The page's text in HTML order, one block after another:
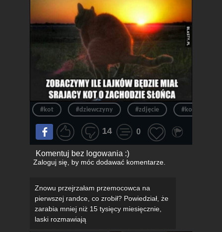
#kot #dziewczyny #zdjęcie #kotek
14 0
Komentuj bez logowania :)
Zaloguj się, by móc dodawać komentarze.
Znowu przejrzałam przemocowca na
pierwszej randce, co zrobił? Powiedział, że
zarabia mniej niż 15 tysięcy miesięcznie,
laski rozmawiają